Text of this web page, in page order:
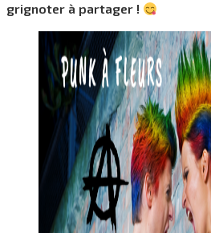
grignoter à partager !